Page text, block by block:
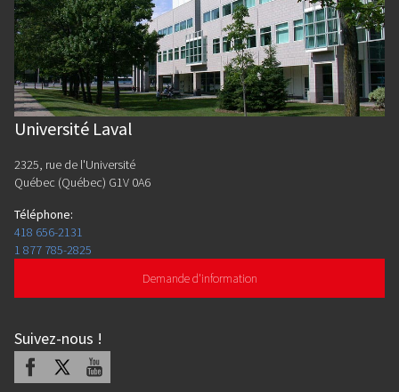
Université Laval
2325, rue de l'Université
Québec (Québec) G1V 0A6
Téléphone:
418 656-2131
1 877 785-2825
Demande d'information
Suivez-nous !
Facebook Youtube